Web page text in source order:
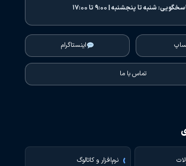
شنبه تا پنجشنبه | ۹:۰۰ تا ۱۷:۰۰
اینستاگرام
تماس با ما
نرم‌افزار و کاتالوگ